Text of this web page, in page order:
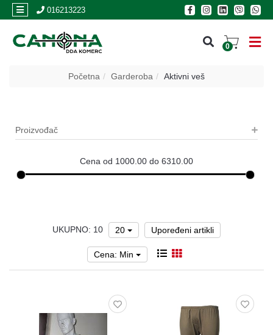
016213223
0
Početna Garderoba Aktivni veš
Proizvođač
Cena od 1000.00 do 6310.00
UKUPNO: 10 20 Upoređeni artikli
Cena: Min